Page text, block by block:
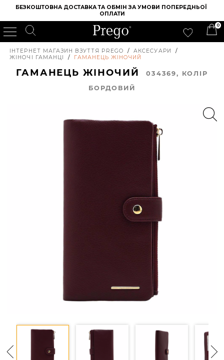
БЕЗКОШТОВНА ДОСТАВКА ТА ОБМІН ЗА УМОВИ ПОПЕРЕДНЬОЇ
ОПЛАТИ
0
ІНТЕРНЕТ МАГАЗИН ВЗУТТЯ PREGO / АКСЕСУАРИ
/
ЖІНОЧІ ГАМАНЦІ
/ ГАМАНЕЦЬ ЖІНОЧИЙ
ГАМАНЕЦЬ ЖІНОЧИЙ034369, КОЛIР
БОРДОВИЙ